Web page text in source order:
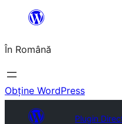
conținut
În Română
Obține WordPress
Plugin